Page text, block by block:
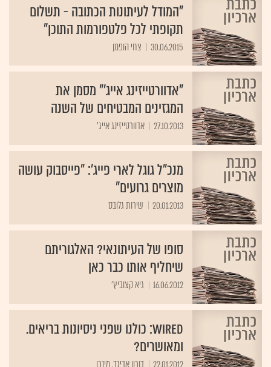
"המודל לעיתונות הכתובה - תשלום
תקופתי לכל פלטפורמות התוכן"
30.06.2015 צחי הופמן
"אדוורטייזינג אייג'" מסמן את
המגזינים המבטיחים של השנה
27.10.2013 אדוורטייזינג אייג'
מנכ"ל גוגל לארי פייג': "פייסבוק עושה
מוצרים גרועים"
20.01.2013 שירות גלובס
סופו של העיתונאי? האלגוריתם
שיחליף אותו כבר כאן
16.06.2012 גיא קצוביץ'
WIRED: כולנו שפני ניסיונות בריאים.
ומאושרים?
22.01.2012 דורון אביגד, מינכן